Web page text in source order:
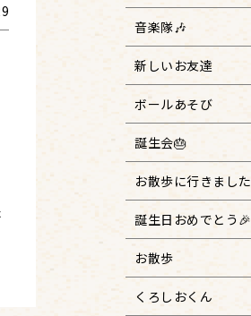
音楽隊🎶
新しいお友達
ボールあそび
誕生会🎂
お散歩に行きました
誕生日おめでとう🎉
お散歩
くろしおくん